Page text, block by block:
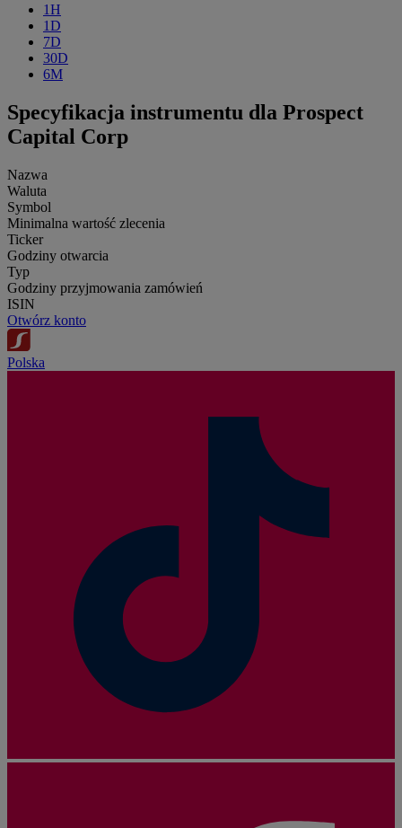
1H
1D
7D
30D
6M
Specyfikacja instrumentu dla Prospect
Capital Corp
Nazwa
Waluta
Symbol
Minimalna wartość zlecenia
Ticker
Godziny otwarcia
Typ
Godziny przyjmowania zamówień
ISIN
Otwórz konto
Polska